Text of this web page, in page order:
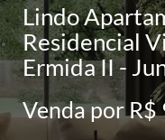
Lindo
Residencial
Ermida II -
Venda por